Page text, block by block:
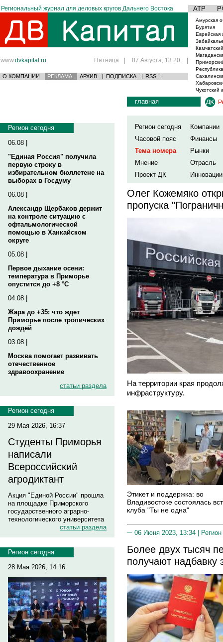
Региональный журнал для деловых кругов Дальнего Востока АТР
www.dvkapital.ru Пятница | 07 Августа, 13:20 |
О КОМПАНИИ РЕКЛАМА АРХИВ | ПОДПИСКА | RSS |
Амурская
Бурятия
Еврейская
Чукотский
Регион сегодня
06.08 |
"Единая Россия" получила
первую строку в
избирательном бюллетене на
выборах в Госдуму
06.08 |
Александр Щербаков держит
на контроле ситуацию с
офтальмологической
помощью в Ханкайском
округе
05.08 |
Первое дыхание осени:
температура в Приморье
опустится до +8 °C
04.08 |
Жара до +35: что ждет
Приморье после тропических
дождей
03.08 |
Москва помогает развивать
отечественное
здравоохранение
статьи раздела
Регион сегодня
29 Мая 2026, 16:37
Студенты Приморья
написали
Всероссийский
агродиктант
Акция "Единой России" прошла
на площадке Приморского
государственного аграрно-
технологического университета
статьи раздела
Регион сегодня
28 Мая 2026, 14:16
главная
Регион сегодня
Компании
Часовой пояс
Финансы
Тема номера
Рынки
Мнение
Отрасль
Проект ДК
Инновации
Олег Кожемяко
пропуска
На территории края
инфраструктуру.
Этикет и поддержка: во
Владивостоке состоялась
клуба "Ты не одна"
06 Июня 2023, 13:34 |
Более двух тысяч
получают надбавку